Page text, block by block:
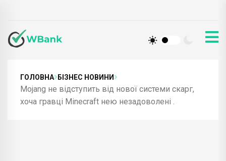
ГОЛОВНА БІЗНЕС НОВИНИ
Mojang не відступить від нової системи скарг,
хоча гравці Minecraft нею незадоволені .